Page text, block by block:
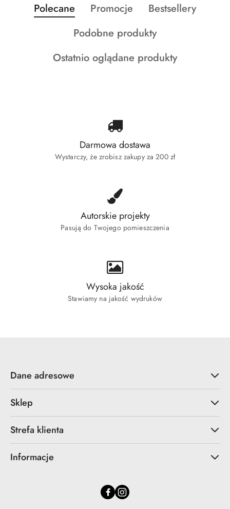
Pomiń karuzelę produktów
Produkty
o
Polecane
Produkty
statusie:
Promocje
Produkty
statusie:
Bestsellery
Produkty
statusie:
Podobne produkty
Produkty
Ostatnio oglądane produkty
Darmowa dostawa
Wystarczy, że zrobisz zakupy za 200 zł
Autorskie projekty
Pasują do Twojego pomieszczenia
Wysoka jakość
Stawiamy na jakość wydruków
Dane adresowe
Sklep
Strefa klienta
Informacje